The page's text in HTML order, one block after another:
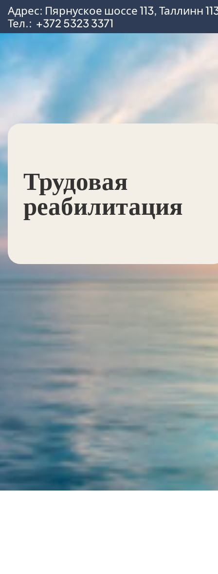
Перейти к основному содержаниюПерейти в колонтитул
Адрес: Пярнуское шоссе 113, Таллинн
Тел.: +372 5323 3371
Трудовая
реабилитация